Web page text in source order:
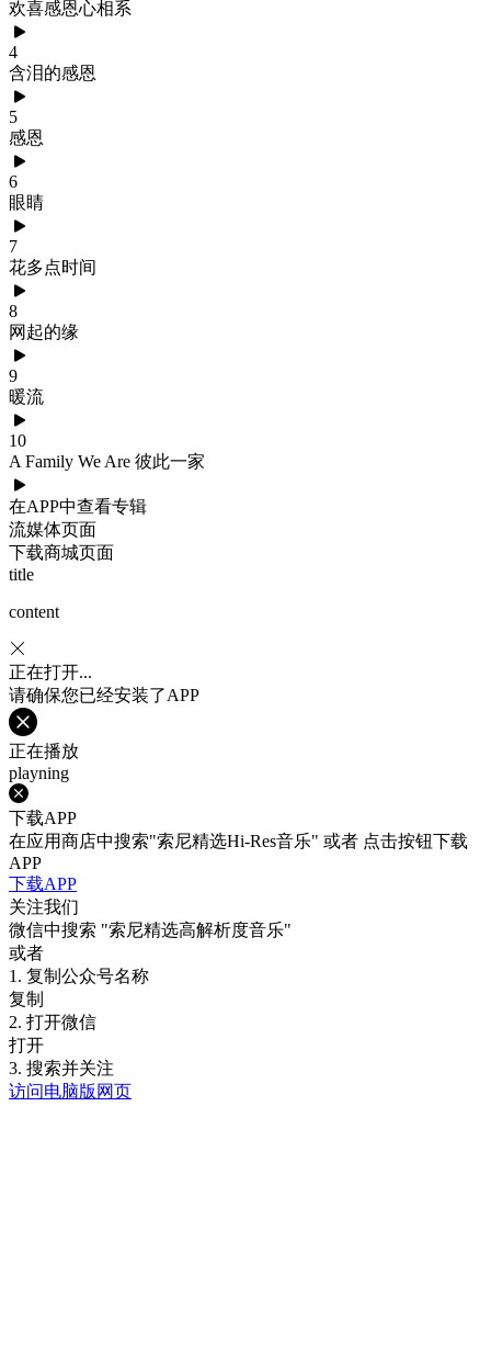
欢喜感恩心相系
4
含泪的感恩
5
感恩
6
眼睛
7
花多点时间
8
网起的缘
9
暖流
10
A Family We Are 彼此一家
在APP中查看专辑
流媒体页面
下载商城页面
title
content
正在打开...
请确保您已经安装了APP
正在播放
playning
下载APP
在应用商店中搜索"索尼精选Hi-Res音乐" 或者 点击按钮下载
APP
下载APP
关注我们
微信中搜索 "索尼精选高解析度音乐"
或者
1. 复制公众号名称
复制
2. 打开微信
打开
3. 搜索并关注
访问电脑版网页